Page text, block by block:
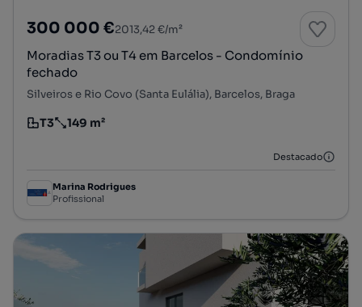
300 000 €2013,42 €/m²
Moradias T3 ou T4 em Barcelos - Condomínio
fechado
Silveiros e Rio Covo (Santa Eulália), Barcelos, Braga
Tipologia
T3
Preço por metro quadrado
149 m²
Destacado
Marina Rodrigues
Profissional